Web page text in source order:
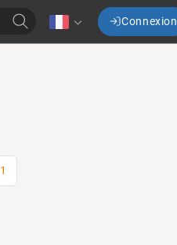
Connexion
1